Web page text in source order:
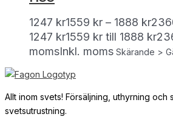
1247 kr1559 kr – 1888 kr
1247 kr1559 kr till 1888
momsInkl. moms Skärande >
Allt inom svets! Försäljning, uthyrning och
svetsutrustning.